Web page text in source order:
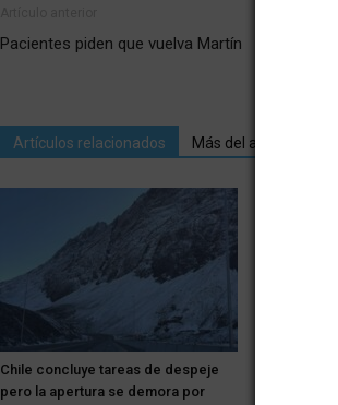
Pacientes piden que vuelva Martín
Artículos relacionados Más del autor
Chile concluye tareas de despeje
pero la apertura se demora por